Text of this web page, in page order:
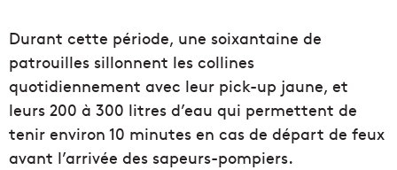
Durant cette période, une soixantaine de
patrouilles sillonnent les collines
quotidiennement avec leur pick-up jaune, et
leurs 200 à 300 litres d’eau qui permettent de
tenir environ 10 minutes en cas de départ de feux
avant l’arrivée des sapeurs-pompiers.